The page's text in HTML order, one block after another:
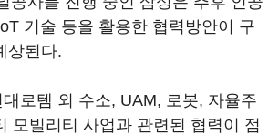
기술 등을 활용한 협력방안이 구
상된다.
로템 외 수소, UAM, 로봇, 자율주
모빌리티 사업과 관련된 협력이 점